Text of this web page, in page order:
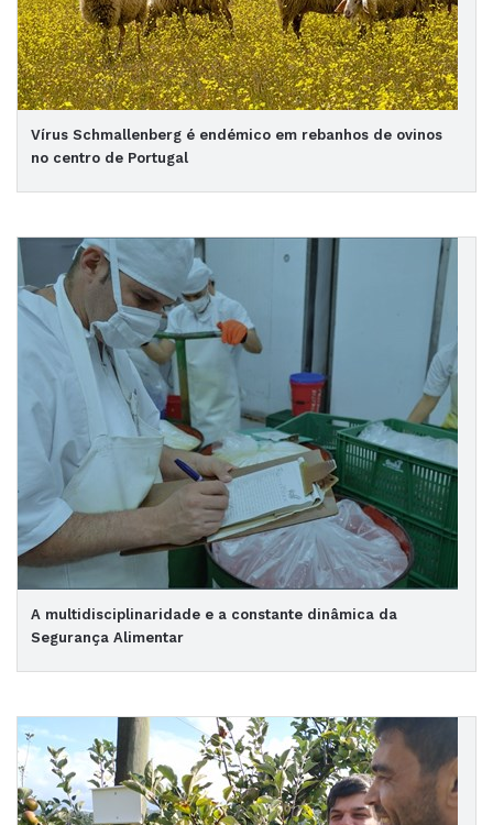
Vírus Schmallenberg é endémico em rebanhos de ovinos
no centro de Portugal
A multidisciplinaridade e a constante dinâmica da
Segurança Alimentar